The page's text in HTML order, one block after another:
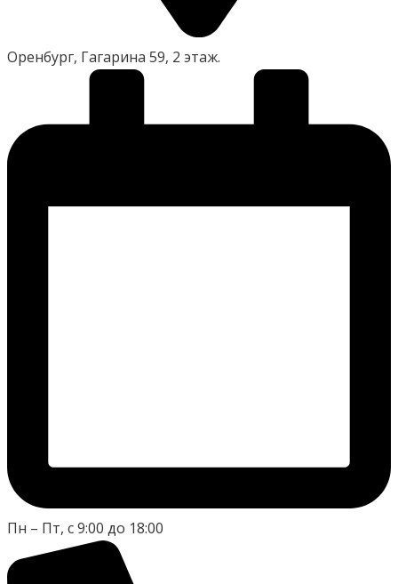
Оренбург, Гагарина 59, 2 этаж.
Пн – Пт, с 9:00 до 18:00